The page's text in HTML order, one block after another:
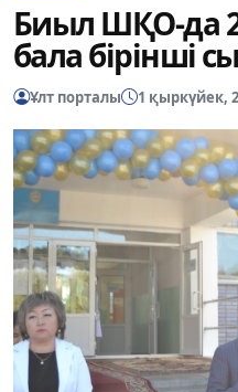
Биыл ШҚО-да
бала бірінші
Ұлт порталы 1 қыркүйек,